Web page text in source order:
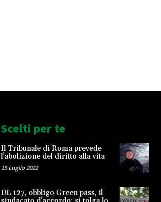
Scelti per te
Il Tribunale di Roma prevede
l’abolizione del diritto alla vita
15 Luglio 2022
DL 127, obbligo Green pass, il